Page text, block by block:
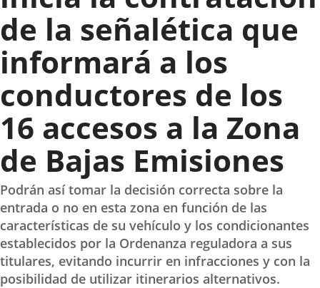
de la señalética que
informará a los
conductores de los
16 accesos a la Zona
de Bajas Emisiones
Podrán así tomar la decisión correcta sobre la
entrada o no en esta zona en función de las
características de su vehículo y los condicionantes
establecidos por la Ordenanza reguladora a sus
titulares, evitando incurrir en infracciones y con la
posibilidad de utilizar itinerarios alternativos.